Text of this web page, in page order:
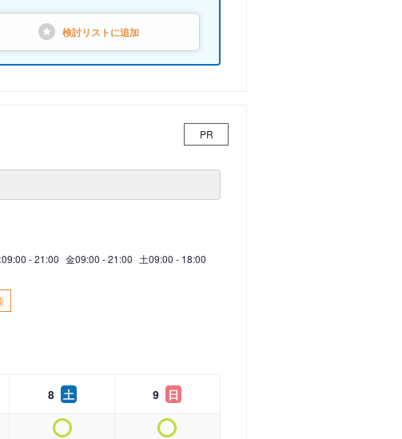
検討リストに追加
PR
09:00 - 21:00 金09:00 - 21:00 土09:00 - 18:00
8 土 9 日